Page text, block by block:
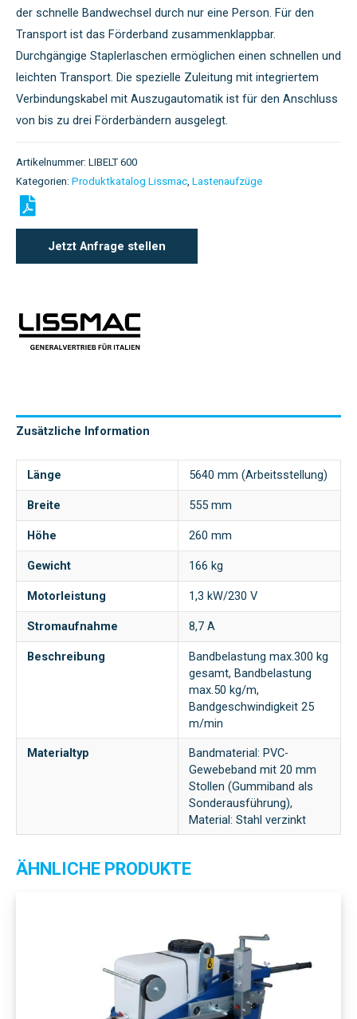
der schnelle Bandwechsel durch nur eine Person. Für den
Transport ist das Förderband zusammenklappbar.
Durchgängige Staplerlaschen ermöglichen einen schnellen und
leichten Transport. Die spezielle Zuleitung mit integriertem
Verbindungskabel mit Auszugautomatik ist für den Anschluss
von bis zu drei Förderbändern ausgelegt.
Artikelnummer: LIBELT 600
Kategorien: Produktkatalog Lissmac, Lastenaufzüge
Jetzt Anfrage stellen
Zusätzliche Information
Länge 5640 mm (Arbeitsstellung)
Breite 555 mm
Höhe 260 mm
Gewicht 166 kg
Motorleistung 1,3 kW/230 V
Stromaufnahme 8,7 A
Beschreibung
Bandbelastung max.300 kg
gesamt, Bandbelastung
max.50 kg/m,
Bandgeschwindigkeit 25
m/min
Materialtyp
Bandmaterial: PVC-
Gewebeband mit 20 mm
Stollen (Gummiband als
Sonderausführung),
Material: Stahl verzinkt
ÄHNLICHE PRODUKTE